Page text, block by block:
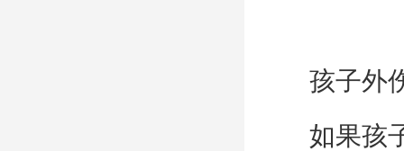
孩子外
如果孩子